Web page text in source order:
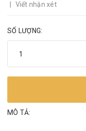
Viết nhận xét
SỐ LƯỢNG:
MÔ TẢ: